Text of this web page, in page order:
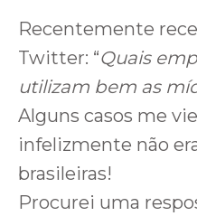
Recentemente
Twitter: “Quais
utilizam bem as
Alguns casos me
infelizmente não
brasileiras!
Procurei uma